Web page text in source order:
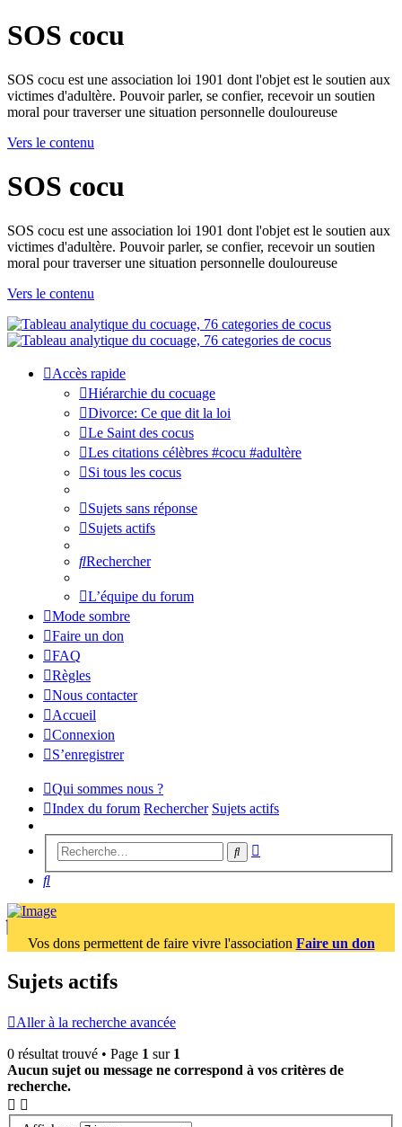
SOS cocu
SOS cocu est une association loi 1901 dont l'objet est le soutien aux
victimes d'adultère. Pouvoir parler, se confier, recevoir un soutien
moral pour traverser une situation personnelle douloureuse
Vers le contenu
SOS cocu
SOS cocu est une association loi 1901 dont l'objet est le soutien aux
victimes d'adultère. Pouvoir parler, se confier, recevoir un soutien
moral pour traverser une situation personnelle douloureuse
Vers le contenu
Accès rapide
Hiérarchie du cocuage
Divorce: Ce que dit la loi
Le Saint des cocus
Les citations célèbres #cocu #adultère
Si tous les cocus
Sujets sans réponse
Sujets actifs
Rechercher
L’équipe du forum
Mode sombre
Faire un don
FAQ
Règles
Nous contacter
Accueil
Connexion
S’enregistrer
Qui sommes nous ?
Index du forum Rechercher Sujets actifs
Rechercher
Rechercher
Vos dons permettent de faire vivre l'association Faire un don
Sujets actifs
Aller à la recherche avancée
0 résultat trouvé • Page 1 sur 1
Aucun sujet ou message ne correspond à vos critères de
recherche.